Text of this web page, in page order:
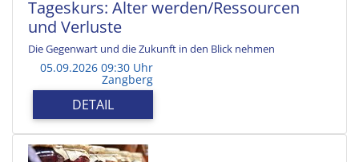
Tageskurs: Älter werden/Ressourcen
und Verluste
Die Gegenwart und die Zukunft in den Blick nehmen
05.09.2026 09:30 Uhr
Zangberg
DETAIL